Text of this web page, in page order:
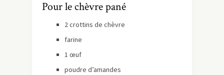
Pour le chèvre pané
2 crottins de chèvre
farine
1 œuf
poudre d’amandes